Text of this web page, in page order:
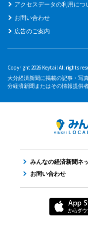
アクセスデータの利用につ
お問い合わせ
広告のご案内
Copyright 2026 Keytail All rights
大分経済新聞に掲載の記事・写
分経済新聞またはその情報提供
みんなの経済新聞ネ
お問い合わせ